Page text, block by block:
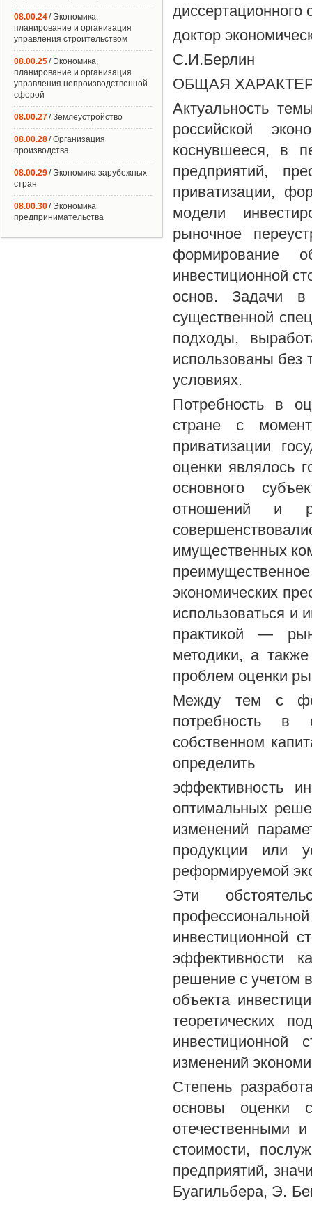
диссертационного
доктор
С.И.Берлин
ОБЩАЯ
Актуальность
российской
коснувшееся, в
предприятий,
приватизации,
модели
рыночное
формирование
инвестиционной
основ. Задачи
существенной
подходы,
использованы без
условиях.
Потребность в
стране с
приватизации
оценки являлось
основного
отношений и
имущественных
экономических
использоваться
практикой —
методики, а
проблем оценки
Между тем с
потребность в
собственном
определить
эффективность
оптимальных
изменений
продукции или
реформируемой
Эти
инвестиционной
эффективности
решение с учетом
объекта
теоретических
инвестиционной
изменений
Степень
основы оценки
отечественными
стоимости,
предприятий,
Буагильбера, Э.
08.00.24/ Экономика,
планирование и организация
управления строительством
08.00.25/ Экономика,
планирование и организация
управления непроизводственной
сферой
08.00.27/ Землеустройство
08.00.28/ Организация
производства
08.00.29/ Экономика зарубежных
стран
08.00.30/ Экономика
предпринимательства